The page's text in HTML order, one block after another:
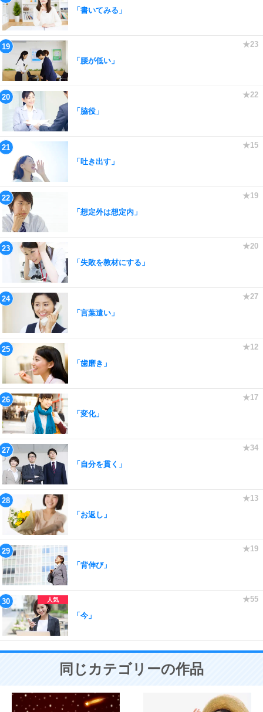
「書いてみる」
「腰が低い」
「脇役」
「吐き出す」
「想定外は想定内」
「失敗を教材にする」
「言葉遣い」
「歯磨き」
「変化」
「自分を貫く」
「お返し」
「背伸び」
「今」
同じカテゴリーの作品